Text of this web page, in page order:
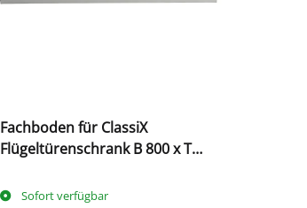
Fachboden für ClassiX
Flügeltürenschrank B 800 x T
Sofort verfügbar